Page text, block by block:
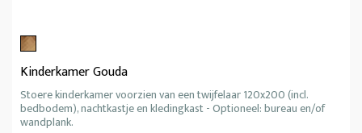
Kinderkamer Gouda
Stoere kinderkamer voorzien van een twijfelaar 120x200 (incl.
bedbodem), nachtkastje en kledingkast - Optioneel: bureau en/of
wandplank.